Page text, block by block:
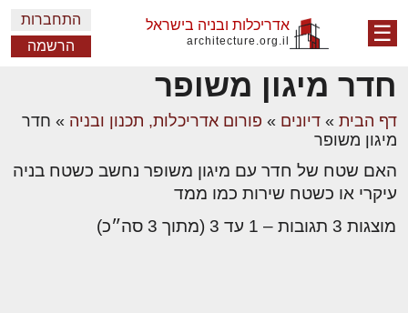
☰ אדריכלות ובניה בישראל
architecture.org.il
התחברות
הרשמה
חדר מיגון משופר
דף הבית » דיונים » פורום אדריכלות, תכנון ובניה » חדר
מיגון משופר
האם שטח של חדר עם מיגון משופר נחשב כשטח בניה
עיקרי או כשטח שירות כמו ממד
מוצגות 3 תגובות – 1 עד 3 (מתוך 3 סה״כ)